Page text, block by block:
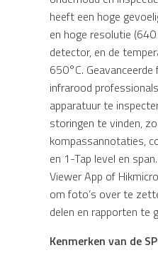
heeft een hoge
en hoge resolutie
detector, en de
650°C.
infrarood
apparatuur te
storingen te vinden,
kompassannotaties,
en 1-Tap level en
Viewer App of
om foto’s over te
delen en rapporten te
Kenmerken van de